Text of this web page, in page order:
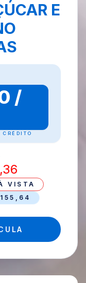
E
/
CRÉDITO
VISTA